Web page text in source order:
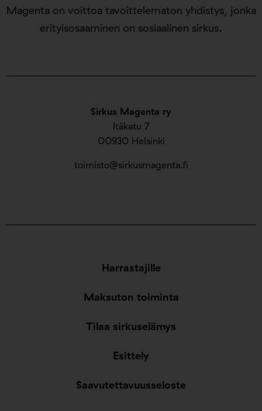
Sirkus Magenta ry
Itäkatu 7
00930 Helsinki
toimisto@sirkusmagenta.fi
Magenta on voittoa tavoittelematon yhdistys, jonka
erityisosaaminen on sosiaalinen sirkus.
Harrastajille
Maksuton toiminta
Tilaa sirkuselämys
Esittely
Saavutettavuusseloste